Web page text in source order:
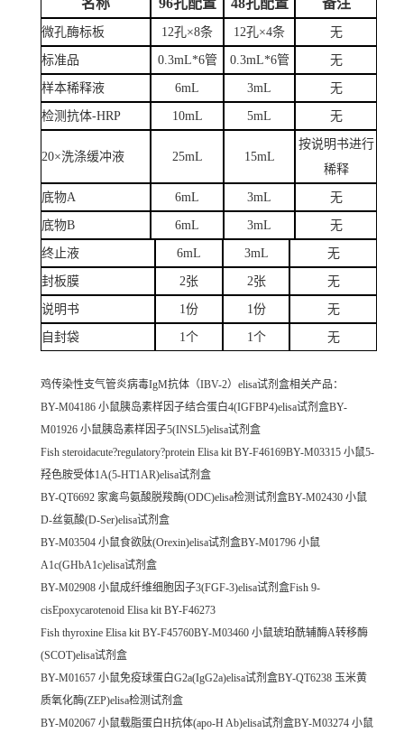
微孔酶标板 12孔×8条 12孔×4条 无
标准品 0.3mL*6管 0.3mL*6管 无
样本稀释液 6mL 3mL 无
检测抗体-HRP 10mL 5mL 无
20×洗涤缓冲液 25mL 15mL
按说明书进行
稀释
底物A 6mL 3mL 无
底物B 6mL 3mL 无
终止液 6mL 3mL 无
封板膜 2张 2张 无
说明书 1份 1份 无
自封袋 1个 1个 无
鸡传染性支气管炎病毒IgM抗体（IBV-2）elisa试剂盒相关产品：
BY-M04186 小鼠胰岛素样因子结合蛋白4(IGFBP4)elisa试剂盒BY-
M01926 小鼠胰岛素样因子5(INSL5)elisa试剂盒
Fish steroidacute?regulatory?protein Elisa kit BY-F46169BY-M03315 小鼠5-
羟色胺受体1A(5-HT1AR)elisa试剂盒
BY-QT6692 家禽鸟氨酸脱羧酶(ODC)elisa检测试剂盒BY-M02430 小鼠
D-丝氨酸(D-Ser)elisa试剂盒
BY-M03504 小鼠食欲肽(Orexin)elisa试剂盒BY-M01796 小鼠
A1c(GHbA1c)elisa试剂盒
BY-M02908 小鼠成纤维细胞因子3(FGF-3)elisa试剂盒Fish 9-
cisEpoxycarotenoid Elisa kit BY-F46273
Fish thyroxine Elisa kit BY-F45760BY-M03460 小鼠琥珀酰辅酶A转移酶
(SCOT)elisa试剂盒
BY-M01657 小鼠免疫球蛋白G2a(IgG2a)elisa试剂盒BY-QT6238 玉米黄
质氧化酶(ZEP)elisa检测试剂盒
BY-M02067 小鼠载脂蛋白H抗体(apo-H Ab)elisa试剂盒BY-M03274 小鼠